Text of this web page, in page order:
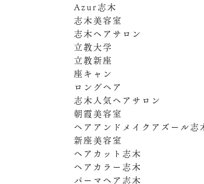
Azur志木
志木美容室
志木ヘアサロン
立教大学
立教新座
座キャン
ロングヘア
志木人気ヘアサロン
朝霞美容室
ヘアアンドメイクアズール志
新座美容室
ヘアカット志木
ヘアカラー志木
パーマヘア志木